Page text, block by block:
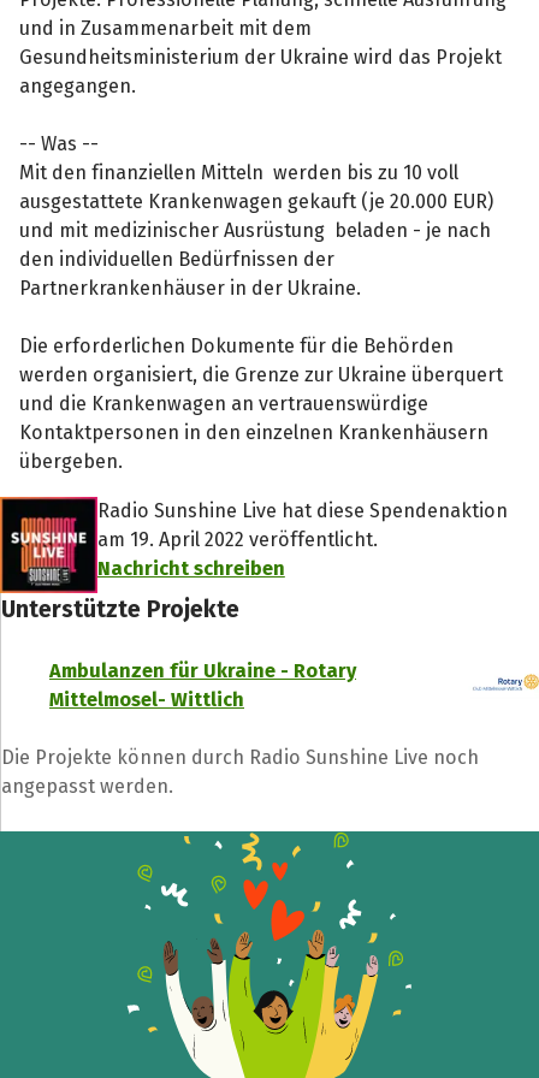
und in Zusammenarbeit mit dem
Gesundheitsministerium der Ukraine wird das Projekt
angegangen.
-- Was --
Mit den finanziellen Mitteln werden bis zu 10 voll
ausgestattete Krankenwagen gekauft (je 20.000 EUR)
und mit medizinischer Ausrüstung beladen - je nach
den individuellen Bedürfnissen der
Partnerkrankenhäuser in der Ukraine.
Die erforderlichen Dokumente für die Behörden
werden organisiert, die Grenze zur Ukraine überquert
und die Krankenwagen an vertrauenswürdige
Kontaktpersonen in den einzelnen Krankenhäusern
übergeben.
Radio Sunshine Live hat diese Spendenaktion
am 19. April 2022 veröffentlicht.
Nachricht schreiben
Unterstützte Projekte
Ambulanzen für Ukraine - Rotary
Mittelmosel- Wittlich
Die Projekte können durch Radio Sunshine Live noch
angepasst werden.